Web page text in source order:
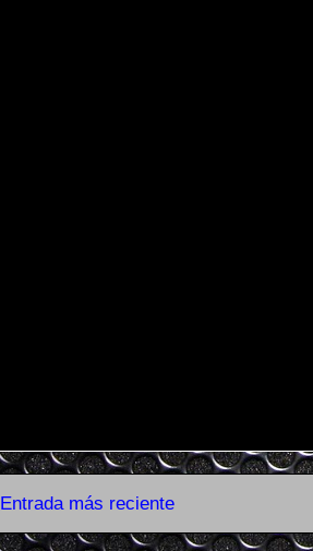
Entrada más reciente